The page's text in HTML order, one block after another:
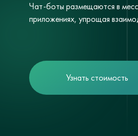
Чат-боты размещаются в
приложениях, упрощая
Узнать стоимость